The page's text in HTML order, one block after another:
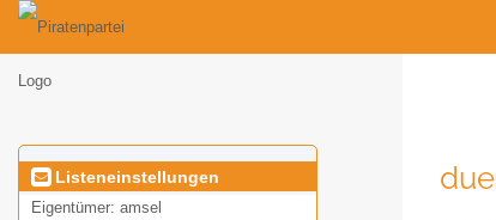
Listeneinstellungen
Eigentümer: amsel